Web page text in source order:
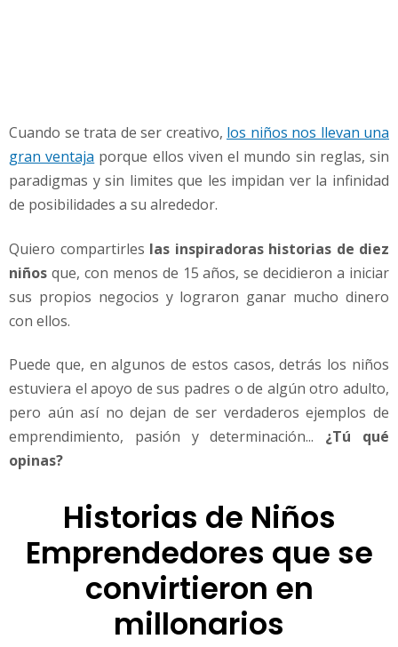
i
o
a
n
e
s
e
s
1
5
ñ
Cuando se trata de ser creativo, los niños nos llevan una
gran ventaja porque ellos viven el mundo sin reglas, sin
paradigmas y sin limites que les impidan ver la infinidad
de posibilidades a su alrededor.
Quiero compartirles las inspiradoras historias de diez
niños que, con menos de 15 años, se decidieron a iniciar
sus propios negocios y lograron ganar mucho dinero
con ellos.
Puede que, en algunos de estos casos, detrás los niños
estuviera el apoyo de sus padres o de algún otro adulto,
pero aún así no dejan de ser verdaderos ejemplos de
emprendimiento, pasión y determinación... ¿Tú qué
opinas?
Historias de Niños
Emprendedores que se
convirtieron en
millonarios